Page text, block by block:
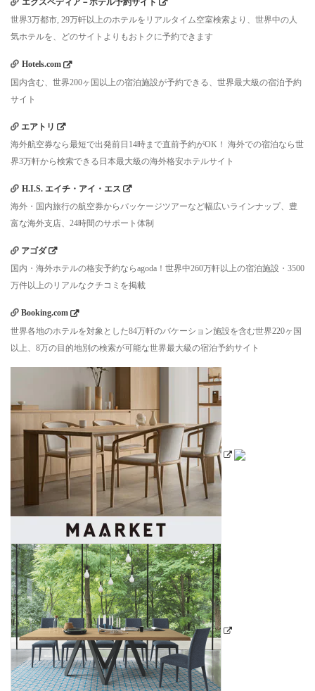
エクスペディア－ホテル予約サイト
世界3万都市, 29万軒以上のホテルをリアルタイム空室検索より、世界中の人
気ホテルを、どのサイトよりもおトクに予約できます
Hotels.com
国内含む、世界200ヶ国以上の宿泊施設が予約できる、世界最大級の宿泊予約
サイト
エアトリ
海外航空券なら最短で出発前日14時まで直前予約がOK！ 海外での宿泊なら世
界3万軒から検索できる日本最大級の海外格安ホテルサイト
H.I.S. エイチ・アイ・エス
海外・国内旅行の航空券からパッケージツアーなど幅広いラインナップ、豊
富な海外支店、24時間のサポート体制
アゴダ
国内・海外ホテルの格安予約ならagoda！世界中260万軒以上の宿泊施設・3500
万件以上のリアルなクチコミを掲載
Booking.com
世界各地のホテルを対象とした84万軒のバケーション施設を含む世界220ヶ国
以上、8万の目的地別の検索が可能な世界最大級の宿泊予約サイト